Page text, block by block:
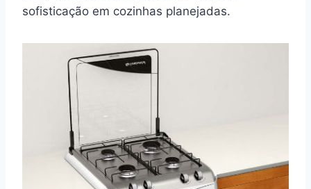
sofisticação em cozinhas planejadas.